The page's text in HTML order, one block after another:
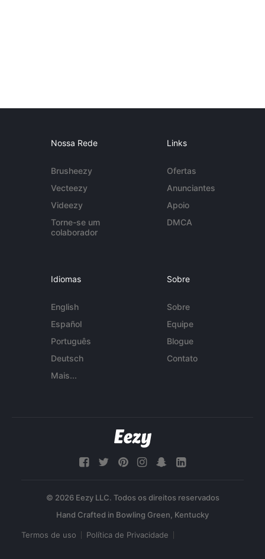
Nossa Rede
Brusheezy
Vecteezy
Videezy
Torne-se um
colaborador
Links
Ofertas
Anunciantes
Apoio
DMCA
Idiomas
English
Español
Português
Deutsch
Mais...
Sobre
Sobre
Equipe
Blogue
Contato
© 2026 Eezy LLC. Todos os direitos reservados
Termos de uso Política de Privacidade